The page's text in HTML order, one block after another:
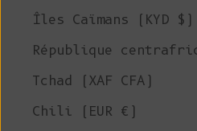
Îles Caïmans (KYD $)
République
Tchad (XAF CFA)
Chili (EUR €)